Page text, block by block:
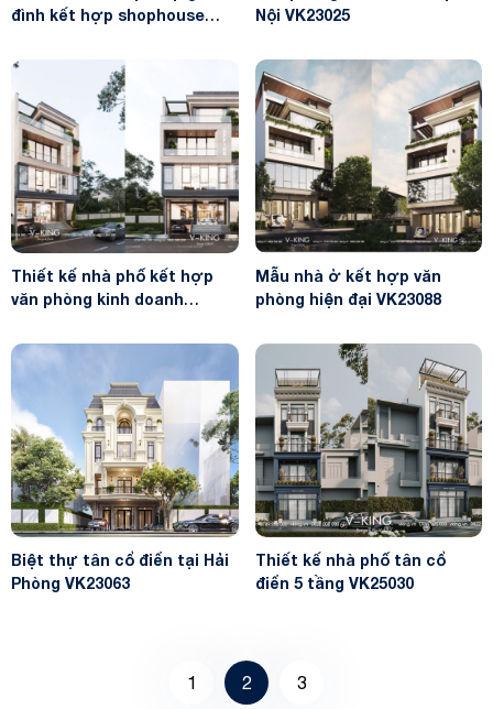
đình kết hợp shophouse
Nội VK23025
Thiết kế nhà phố kết hợp
văn phòng kinh doanh
Mẫu nhà ở kết hợp văn
phòng hiện đại VK23088
Biệt thự tân cổ điển tại Hải
Phòng VK23063
Thiết kế nhà phố tân cổ
điển 5 tầng VK25030
1 2 3